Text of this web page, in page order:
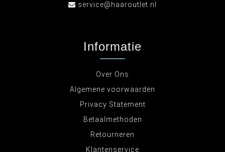
service@haaroutlet.nl
Informatie
Over Ons
Algemene voorwaarden
Privacy Statement
Betaalmethoden
Retourneren
Klantenservice